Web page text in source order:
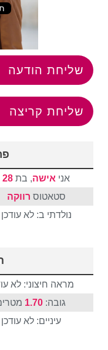
שליחת הודעה
שליחת קריצה
אני אישה, בת 28
סטאטוס רווקה
נולדתי ב: לא עודכן
מראה חיצוני: לא
גובה: 1.70
עיניים: לא עודכן